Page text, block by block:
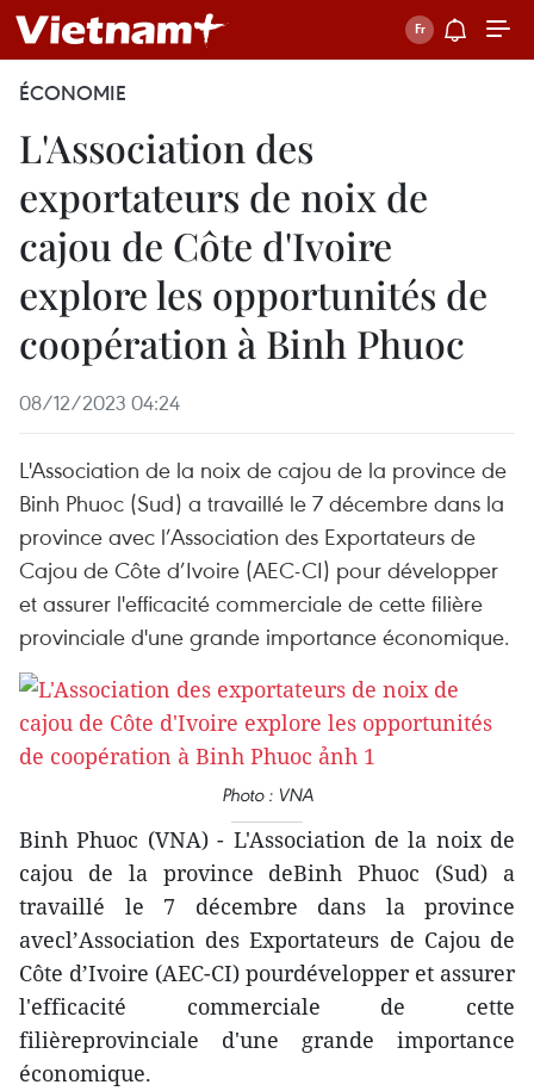
ÉCONOMIE
L'Association des
exportateurs de noix de
cajou de Côte d'Ivoire
explore les opportunités de
coopération à Binh Phuoc
08/12/2023 04:24
L'Association de la noix de cajou de la province de
Binh Phuoc (Sud) a travaillé le 7 décembre dans la
province avec l’Association des Exportateurs de
Cajou de Côte d’Ivoire (AEC-CI) pour développer
et assurer l'efficacité commerciale de cette filière
provinciale d'une grande importance économique.
Photo : VNA
Binh Phuoc (VNA) - L'Association de la noix de
cajou de la province deBinh Phuoc (Sud) a
travaillé le 7 décembre dans la province
avecl’Association des Exportateurs de Cajou de
Côte d’Ivoire (AEC-CI) pourdévelopper et assurer
l'efficacité commerciale de cette
filièreprovinciale d'une grande importance
économique.